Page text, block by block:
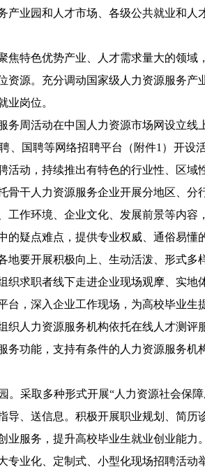
产业园和人才市场、各级公共就业和人
焦特色优势产业、人才需求量大的领
资源。充分调动国家级人力资源服务
业岗位。
务周活动在中国人力资源市场网设立
、国聘等网络招聘平台（附件1）开设
动，持续推出有特色的行业性、区域
骨干人力资源服务企业开展分地区、
工作环境、企业文化、发展前景等内
疑点难点，提供专业权威、通俗易懂
地要开展积极向上、生动活泼、形式
织求职者线下走进企业现场观摩、实
，深入企业工作现场，为高校毕业生
织人力资源服务机构依托在线人才测
务功能，支持有条件的人力资源服务
。采取多种形式开展“人力资源社会保
导、送信息。积极开展职业规划、简
服务，提升高校毕业生就业创业能力。
专业化、定制式、小型化现场招聘活